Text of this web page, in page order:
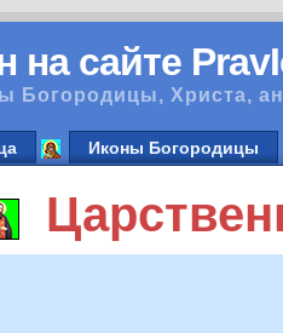
на сайте
Богородицы, Христа,
Иконы Богородицы